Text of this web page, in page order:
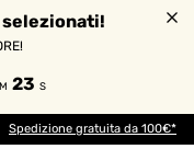
selezionati!
M 23 S
Spedizione gratuita da 100€*